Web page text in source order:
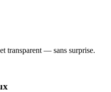
transparent — sans surprise.